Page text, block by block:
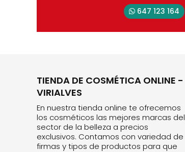
647 123 164
TIENDA DE COSMÉTICA ONLINE -
VIRIALVES
En nuestra tienda online te ofrecemos
los cosméticos las mejores marcas del
sector de la belleza a precios
exclusivos. Contamos con variedad de
firmas y tipos de productos para que